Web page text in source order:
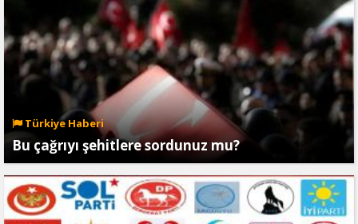
Türkiye Haberi
Bu çağrıyı şehitlere sordunuz mu?